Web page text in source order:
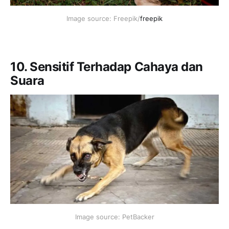
Image source: Freepik/freepik
10. Sensitif Terhadap Cahaya dan
Suara
Image source: PetBacker